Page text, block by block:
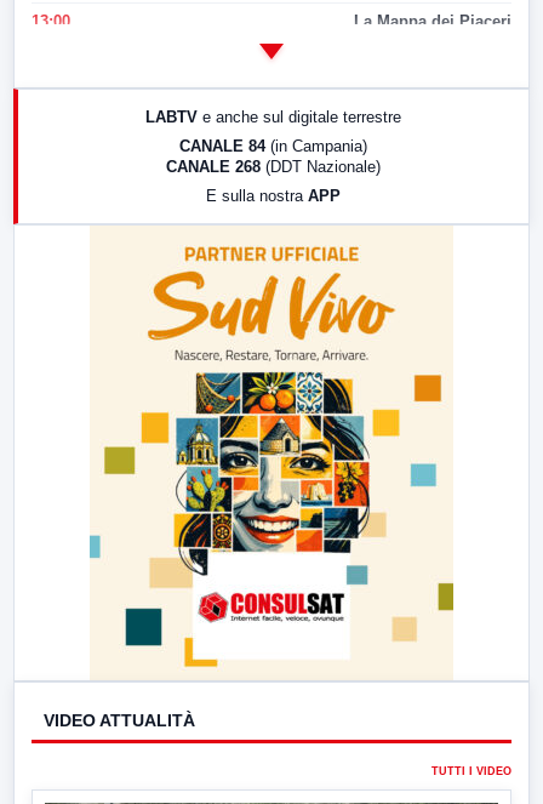
13:00 La Mappa dei Piaceri
17:00 LabNews (replica)
LABTV e anche sul digitale terrestre
CANALE 84 (in Campania)
CANALE 268 (DDT Nazionale)
E sulla nostra APP
VIDEO ATTUALITÀ
TUTTI I VIDEO